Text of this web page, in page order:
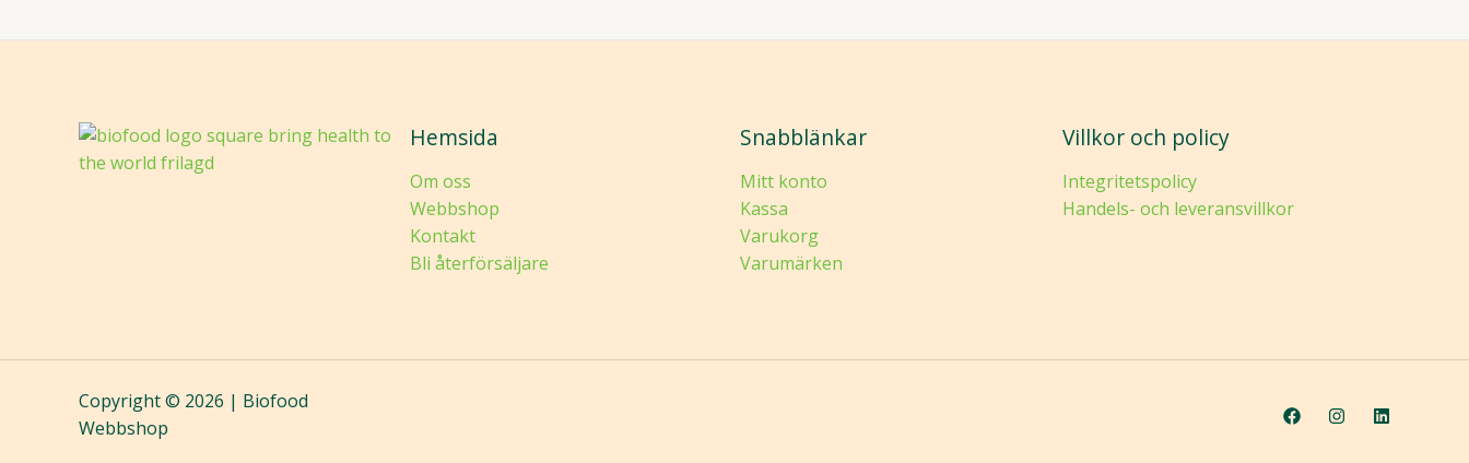
Hemsida
Om oss
Webbshop
Kontakt
Bli återförsäljare
Snabblänkar
Mitt konto
Kassa
Varukorg
Varumärken
Villkor och policy
Integritetspolicy
Handels- och leveransvillkor
Copyright © 2026 | Biofood
Webbshop